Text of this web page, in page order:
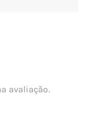
avaliação.